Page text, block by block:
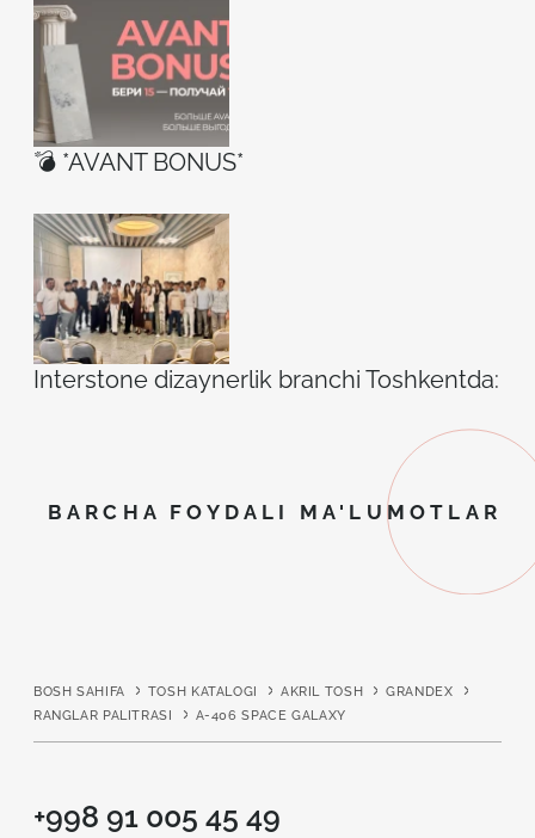
💣 *AVANT BONUS*
Interstone dizaynerlik branchi Toshkentda:
BARCHA FOYDALI MA'LUMOTLAR
BOSH SAHIFA TOSH KATALOGI AKRIL TOSH
GRANDEX
RANGLAR PALITRASI
A-406 SPACE GALAXY
+998 91 005 45 49